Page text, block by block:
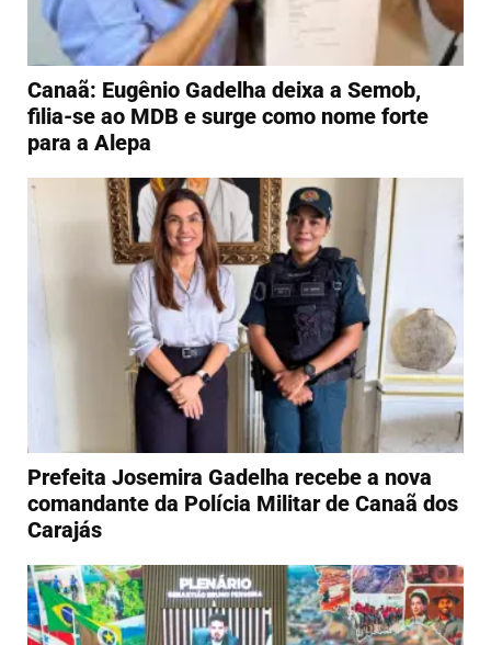
Canaã: Eugênio Gadelha deixa a Semob,
filia-se ao MDB e surge como nome forte
para a Alepa
Prefeita Josemira Gadelha recebe a nova
comandante da Polícia Militar de Canaã dos
Carajás